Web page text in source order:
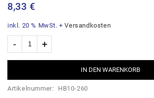
8,33 €
inkl. 20 % MwSt. +Versandkosten
IN DEN WARENKORB
Artikelnummer:
HB10-260